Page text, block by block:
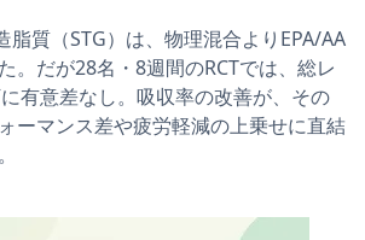
脂質（STG）は、物理混合よりEPA/AA
。だが28名・8週間のRCTでは、総レ
有意差なし。吸収率の改善が、その
ーマンス差や疲労軽減の上乗せに直結